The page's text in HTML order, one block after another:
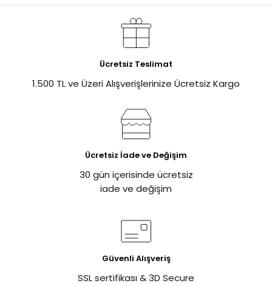
Ücretsiz Teslimat
1.500 TL ve Üzeri Alışverişlerinize Ücretsiz Kargo
Ücretsiz İade ve Değişim
30 gün içerisinde ücretsiz
iade ve değişim
Güvenli Alışveriş
SSL sertifikası & 3D Secure